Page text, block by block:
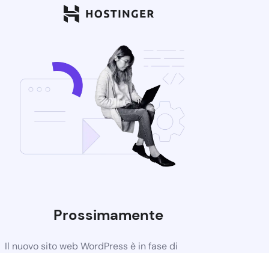
Prossimamente
Il nuovo sito web WordPress è in fase di